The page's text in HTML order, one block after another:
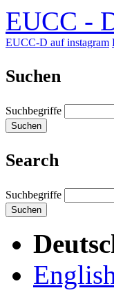
EUCC -
EUCC-D auf instagram
Suchen
Suchbegriffe
Suchen
Search
Suchbegriffe
Suchen